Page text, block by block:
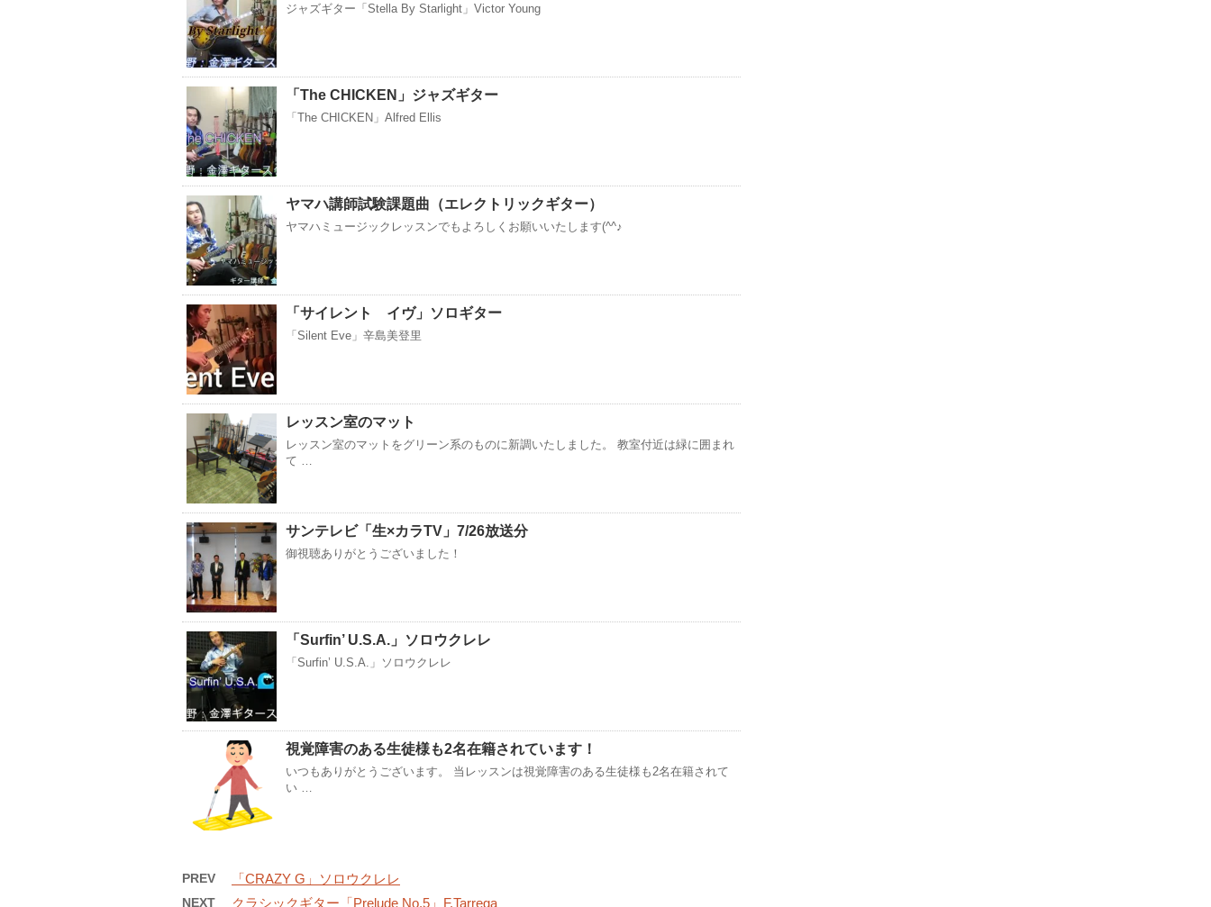
ジャズギター「Stella By Starlight」Victor Young
「The CHICKEN」ジャズギター
「The CHICKEN」Alfred Ellis
ヤマハ講師試験課題曲（エレクトリックギター）
ヤマハミュージックレッスンでもよろしくお願いいたします(^^♪
「サイレント イヴ」ソロギター
「Silent Eve」辛島美登里
レッスン室のマット
レッスン室のマットをグリーン系のものに新調いたしました。 教室付近は緑に囲まれ
て …
サンテレビ「生×カラTV」7/26放送分
御視聴ありがとうございました！
「Surfin’ U.S.A.」ソロウクレレ
「Surfin’ U.S.A.」ソロウクレレ
視覚障害のある生徒様も2名在籍されています！
いつもありがとうございます。 当レッスンは視覚障害のある生徒様も2名在籍されて
い …
PREV 「CRAZY G」ソロウクレレ
NEXT クラシックギター「Prelude No.5」F.Tarrega